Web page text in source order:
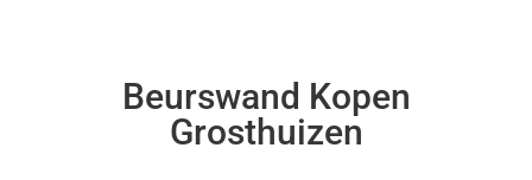
Beurswand Kopen
Grosthuizen